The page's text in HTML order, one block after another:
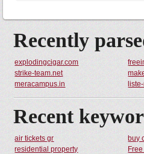
Recently
explodingcigar.com
strike-team.net
meracampus.in
Recent
air tickets gr buy
residential property